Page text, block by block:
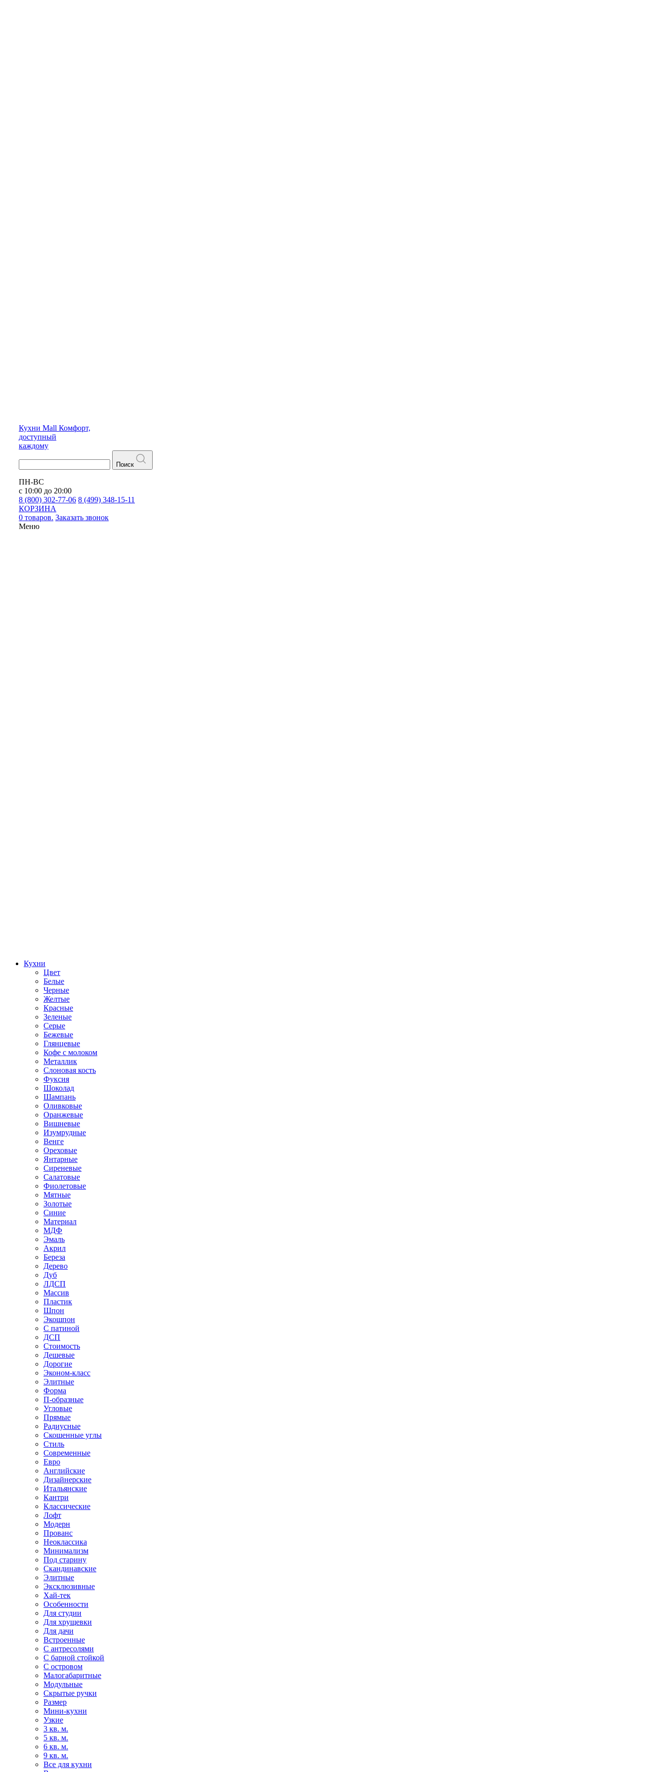
Кухни Mall Комфорт,
доступный
каждому
Поиск
ПН-ВС
с 10:00 до 20:00
8 (800) 302-77-06 8 (499) 348-15-11
КОРЗИНА
0 товаров. Заказать звонок
Меню
Кухни
Цвет
Белые
Черные
Желтые
Красные
Зеленые
Серые
Бежевые
Глянцевые
Кофе с молоком
Металлик
Слоновая кость
Фуксия
Шоколад
Шампань
Оливковые
Оранжевые
Вишневые
Изумрудные
Венге
Ореховые
Янтарные
Сиреневые
Салатовые
Фиолетовые
Мятные
Золотые
Синие
Материал
МДФ
Эмаль
Акрил
Береза
Дерево
Дуб
ЛДСП
Массив
Пластик
Шпон
Экошпон
С патиной
ДСП
Стоимость
Дешевые
Дорогие
Эконом-класс
Элитные
Форма
П-образные
Угловые
Прямые
Радиусные
Скошенные углы
Стиль
Современные
Евро
Английские
Дизайнерские
Итальянские
Кантри
Классические
Лофт
Модерн
Прованс
Неоклассика
Минимализм
Под старину
Скандинавские
Элитные
Эксклюзивные
Хай-тек
Особенности
Для студии
Для хрущевки
Для дачи
Встроенные
С антресолями
С барной стойкой
С островом
Малогабаритные
Модульные
Скрытые ручки
Размер
Мини-кухни
Узкие
3 кв. м.
5 кв. м.
6 кв. м.
9 кв. м.
Все для кухни